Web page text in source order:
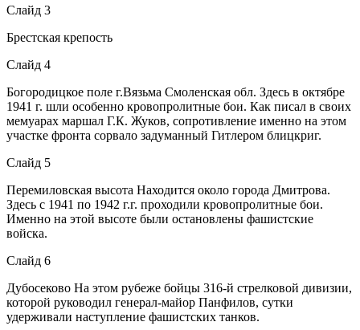
Слайд 3
Брестская крепость
Слайд 4
Богородицкое поле г.Вязьма Смоленская обл. Здесь в октябре
1941 г. шли особенно кровопролитные бои. Как писал в своих
мемуарах маршал Г.К. Жуков, сопротивление именно на этом
участке фронта сорвало задуманный Гитлером блицкриг.
Слайд 5
Перемиловская высота Находится около города Дмитрова.
Здесь с 1941 по 1942 г.г. проходили кровопролитные бои.
Именно на этой высоте были остановлены фашистские
войска.
Слайд 6
Дубосеково На этом рубеже бойцы 316-й стрелковой дивизии,
которой руководил генерал-майор Панфилов, сутки
удерживали наступление фашистских танков.